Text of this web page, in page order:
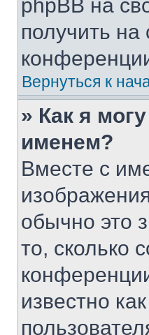
phpBB на
получить на
Вернуться к
» Как я
именем?
Вместе с
обычно это
то, сколько
известно